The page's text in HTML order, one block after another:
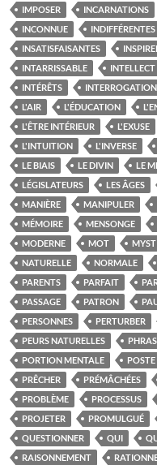
IMPOSER
INCARNATIONS
INCONNUE
INDIFFÉRENTES
INSATISFAISANTES
INTARRISSABLE
INTELLECT
INTÉRÊTS
L'AIR
L'ÉDUCATION
L'ÊTRE INTÉRIEUR
L'EXUSE
L'INTUITION
L'INVERSE
LE BIAIS
LE DIVIN LE
LÉGISLATEURS
LES ÂGES
MANIÈRE
MANIPULER
MÉMOIRE
MENSONGE
MODERNE
MOT
NATURELLE
NORMALE
PARENTS
PARFAIT
PASSAGE
PATRON
PERSONNES
PERTURBER
PEURS NATURELLES
PORTION MENTALE
PRÊCHER
PRÉMÂCHÉES
PROBLÈME
PROCESSUS
PROJETER
PROMULGUÉ
QUESTIONNER
QUI
RAISONNEMENT